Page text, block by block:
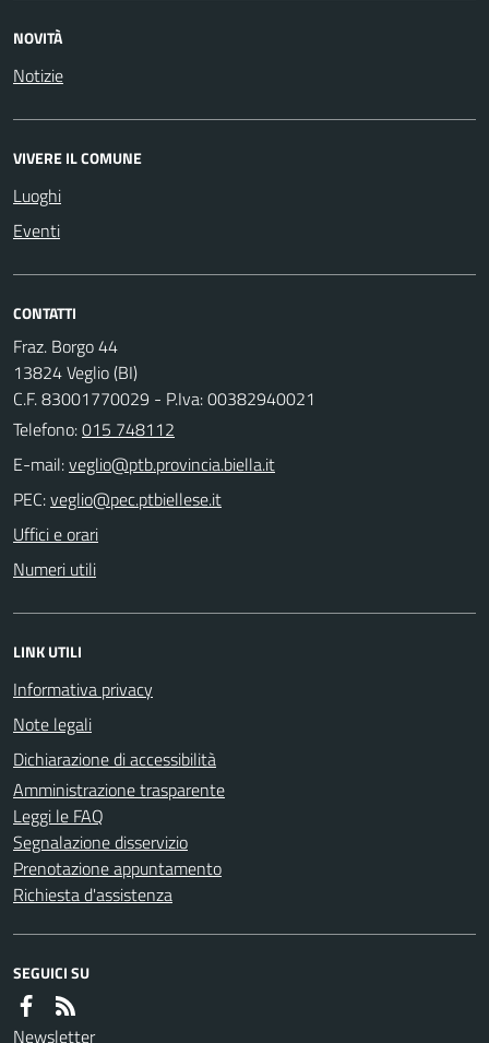
NOVITÀ
Notizie
VIVERE IL COMUNE
Luoghi
Eventi
CONTATTI
Fraz. Borgo 44
13824 Veglio (BI)
C.F. 83001770029 - P.Iva: 00382940021
Telefono:015 748112
E-mail:
PEC:
Uffici e orari
Numeri utili
LINK UTILI
Informativa privacy
Note legali
Dichiarazione di accessibilità
Amministrazione trasparente
Leggi le FAQ
Segnalazione disservizio
Prenotazione appuntamento
Richiesta d'assistenza
SEGUICI SU
Newsletter